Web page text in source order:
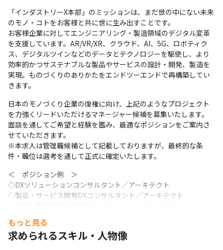
「インダストリーX本部」のミッションは、まだ世の中にない未来
のモノ・コトをお客様と共に世に生み出すことです。
お客様企業に対してエンジニアリング・製造領域のデジタル変革
を支援しています。AR/VR/XR、クラウド、AI、5G、ロボティク
ス、デジタルツインなどのデータとテクノロジーを駆使し、より
効率的かつサステナブルな製品やサービスの設計・開発、製造を
実現。ものづくりのありかたをエンドツーエンドで再構築してい
きます。
日本のモノづくり企業の復権に向け、上記のようなプロジェクト
を力強くリードいただけるマネージャー候補を募集いたします。
面談を通してご希望と経験を鑑み、最適なポジションをご案内さ
せていただきます。
※本求人は管理職候補として記載しておりますが、最終的な条
件・職位は選考を通して正式に確定いたします。
＜　ポジション例　＞
◇DXソリューションコンサルタント／アーキテクト
◇製品・サービス開発DXコンサルタント／アーキテクト
◇DXソリューションコンサルタント（自動車領域）
もっと見る
求められるスキル・人物像